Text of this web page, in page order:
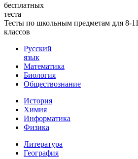
бесплатных
теста
Тесты по школьным предметам для 8-11
классов
Русский
язык
Математика
Биология
Обществознание
История
Химия
Информатика
Физика
Литература
География